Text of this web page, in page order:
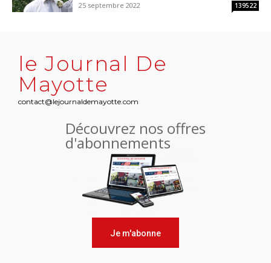
25 septembre 2022 139522
le Journal De
Mayotte
contact@lejournaldemayotte.com
Découvrez nos offres
d'abonnements
Je m'abonne